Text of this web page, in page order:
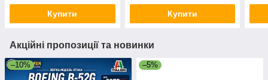
Купити Купити
Акційні пропозиції та новинки
–10% –5%